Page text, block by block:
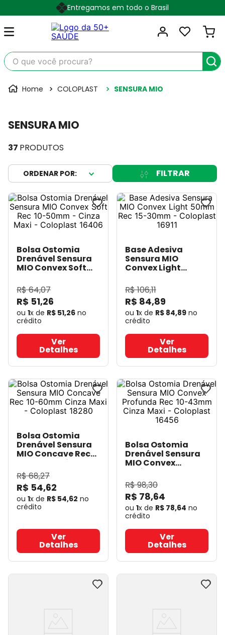
Entregamos em todo o Brasil
O que você procura?
COLOPLAST SENSURA MIO
SENSURA MIO
37 PRODUTOS
FILTRAR
Bolsa Ostomia
Drenável Sensura
MIO Convex Soft
Cinza Maxi -
Coloplast 16406
Coloplast
R$64,07
R$ 51,26
ou 1x de R$ 51,26 no
crédito
Ver
Detalhes
Base Adesiva
Sensura MIO
Convex Light
30mm - Coloplast
16911 - Coloplast
R$106,11
R$ 84,89
ou 1x de R$ 84,89 no
crédito
Ver
Detalhes
Bolsa Ostomia
Drenável Sensura
MIO Concave Rec
10-60mm Cinza
Maxi - Coloplast
18280- Coloplast
R$68,27
R$ 54,62
ou 1x de R$ 54,62 no
crédito
Ver
Detalhes
Bolsa Ostomia
Drenável Sensura
MIO Convex
Profunda Rec 10-
43mm Cinza Maxi -
Coloplast 16456
Coloplast
R$98,30
R$ 78,64
ou 1x de R$ 78,64 no
crédito
Ver
Detalhes